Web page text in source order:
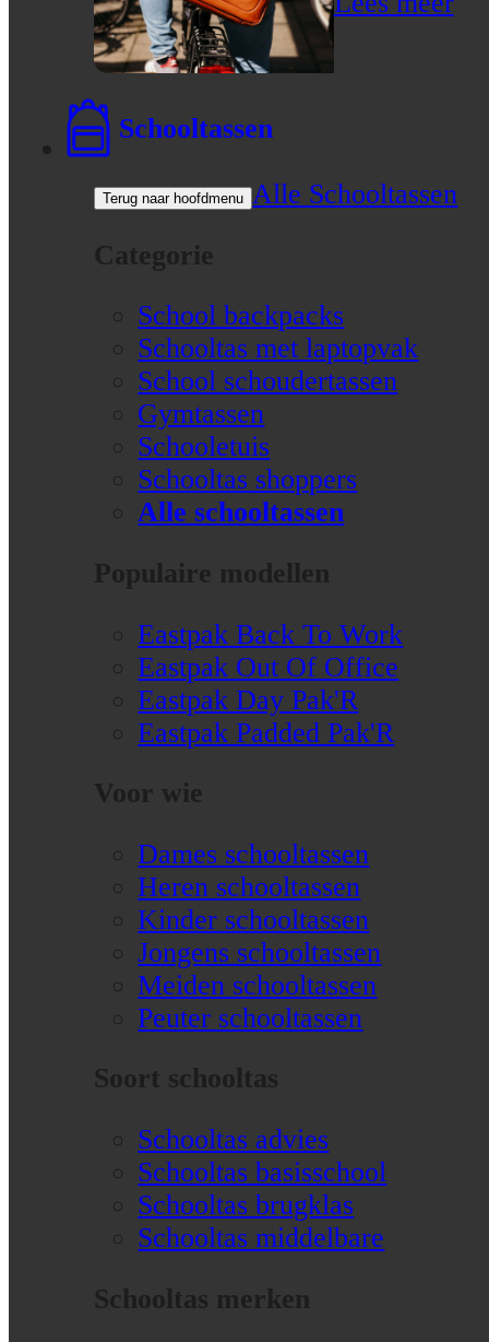
Schooltassen
Terug naar hoofdmenu Alle Schooltassen
Categorie
School backpacks
Schooltas met laptopvak
School schoudertassen
Gymtassen
Schooletuis
Schooltas shoppers
Alle schooltassen
Populaire modellen
Eastpak Back To Work
Eastpak Out Of Office
Eastpak Day Pak'R
Eastpak Padded Pak'R
Voor wie
Dames schooltassen
Heren schooltassen
Kinder schooltassen
Jongens schooltassen
Meiden schooltassen
Peuter schooltassen
Soort schooltas
Schooltas advies
Schooltas basisschool
Schooltas brugklas
Schooltas middelbare
Schooltas merken